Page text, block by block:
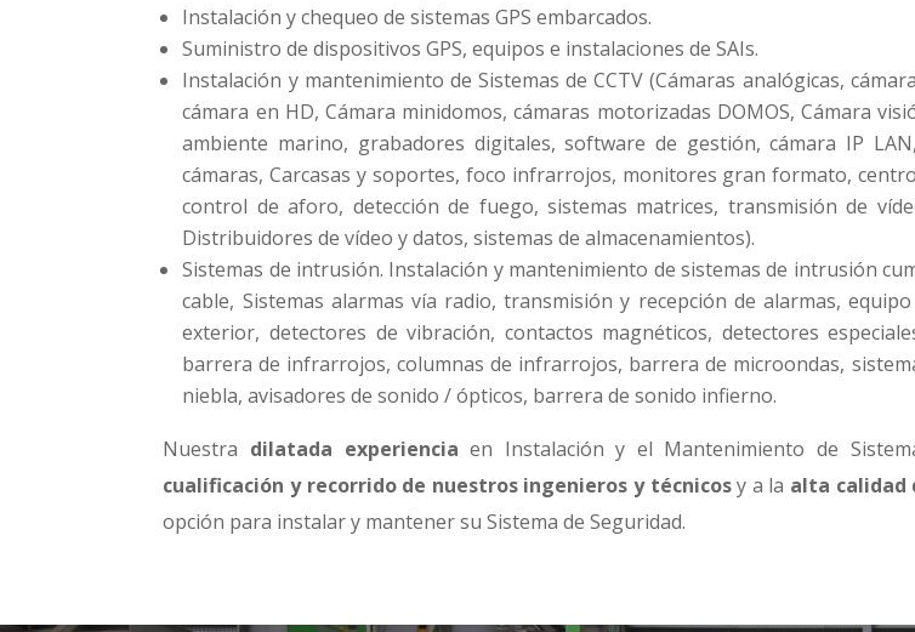
Instalación y chequeo de sistemas GPS embarcados.
Suministro de dispositivos GPS, equipos e instalaciones de SAIs.
Instalación y mantenimiento de Sistemas de CCTV (Cámaras analógicas,
cámara en HD, Cámara minidomos, cámaras motorizadas DOMOS, Cámara
ambiente marino, grabadores digitales, software de gestión, cámara IP
cámaras, Carcasas y soportes, foco infrarrojos, monitores gran formato,
control de aforo, detección de fuego, sistemas matrices, transmisión de
Distribuidores de vídeo y datos, sistemas de almacenamientos).
Sistemas de intrusión. Instalación y mantenimiento de sistemas de intrusión
cable, Sistemas alarmas vía radio, transmisión y recepción de alarmas,
exterior, detectores de vibración, contactos magnéticos, detectores
barrera de infrarrojos, columnas de infrarrojos, barrera de microondas,
niebla, avisadores de sonido / ópticos, barrera de sonido infierno.
Nuestra dilatada experiencia en Instalación y el Mantenimiento de
cualificación y recorrido de nuestros ingenieros y técnicosy a la alta calidad
opción para instalar y mantener su Sistema de Seguridad.